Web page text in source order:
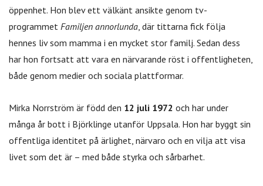
öppenhet. Hon blev ett välkänt ansikte genom tv-
programmet Familjen annorlunda , där tittarna fick följa
hennes liv som mamma i en mycket stor familj. Sedan dess
har hon fortsatt att vara en närvarande röst i offentligheten,
både genom medier och sociala plattformar.
Mirka Norrström är född den 12 juli 1972 och har under
många år bott i Björklinge utanför Uppsala. Hon har byggt sin
offentliga identitet på ärlighet, närvaro och en vilja att visa
livet som det är – med både styrka och sårbarhet.